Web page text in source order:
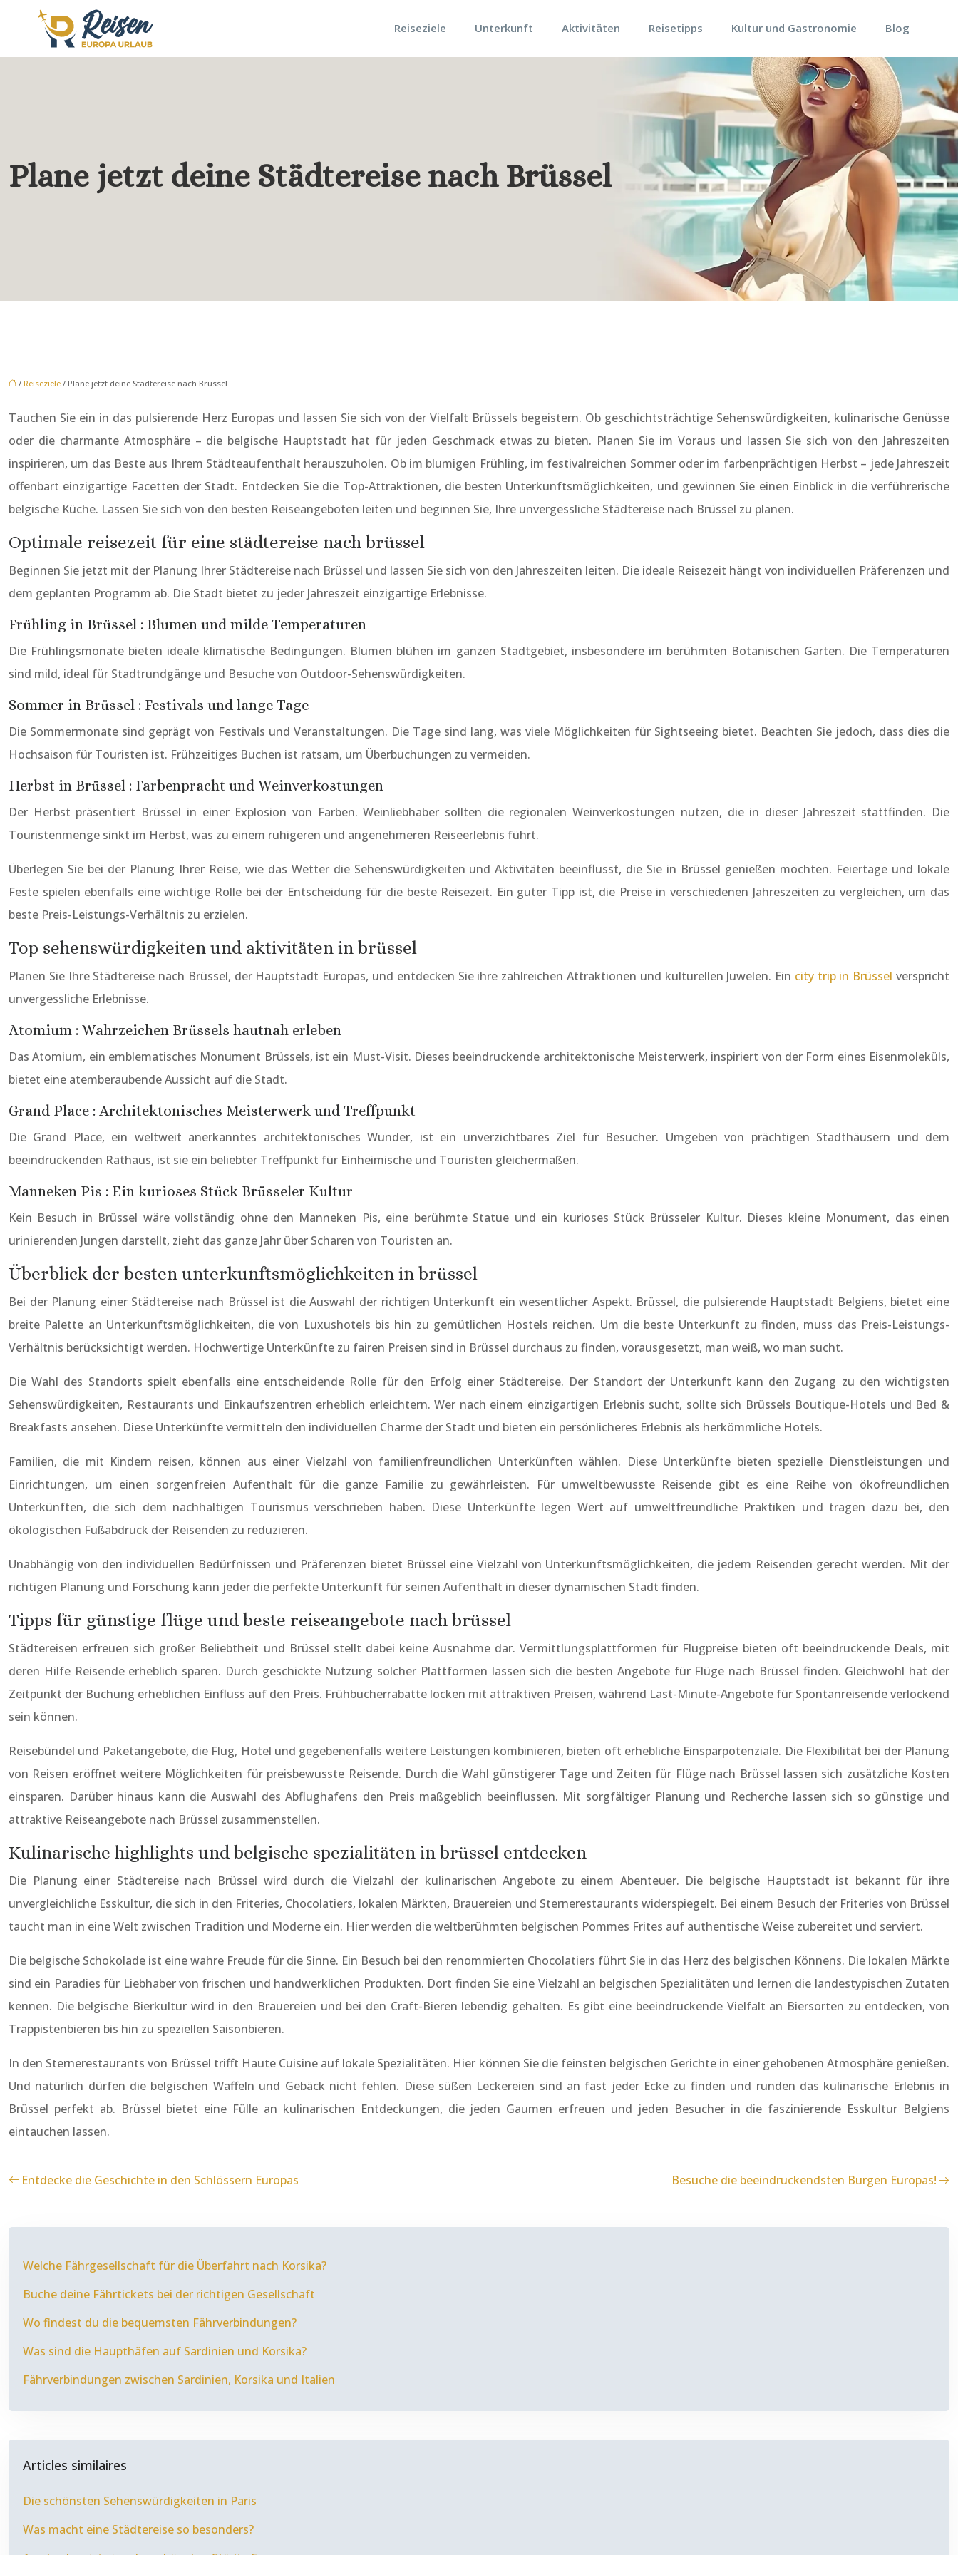
Reiseziele Unterkunft Aktivitäten Reisetipps Kultur und Gastronomie Blog
Plane jetzt deine Städtereise nach Brüssel
/ Reiseziele / Plane jetzt deine Städtereise nach Brüssel
Tauchen Sie ein in das pulsierende Herz Europas und lassen Sie sich von der Vielfalt Brüssels begeistern. Ob geschichtsträchtige Sehenswürdigkeiten, kulinarische Genüsse
oder die charmante Atmosphäre – die belgische Hauptstadt hat für jeden Geschmack etwas zu bieten. Planen Sie im Voraus und lassen Sie sich von den Jahreszeiten
inspirieren, um das Beste aus Ihrem Städteaufenthalt herauszuholen. Ob im blumigen Frühling, im festivalreichen Sommer oder im farbenprächtigen Herbst – jede Jahreszeit
offenbart einzigartige Facetten der Stadt. Entdecken Sie die Top-Attraktionen, die besten Unterkunftsmöglichkeiten, und gewinnen Sie einen Einblick in die verführerische
belgische Küche. Lassen Sie sich von den besten Reiseangeboten leiten und beginnen Sie, Ihre unvergessliche Städtereise nach Brüssel zu planen.
Optimale reisezeit für eine städtereise nach brüssel
Beginnen Sie jetzt mit der Planung Ihrer Städtereise nach Brüssel und lassen Sie sich von den Jahreszeiten leiten. Die ideale Reisezeit hängt von individuellen Präferenzen und
dem geplanten Programm ab. Die Stadt bietet zu jeder Jahreszeit einzigartige Erlebnisse.
Frühling in Brüssel : Blumen und milde Temperaturen
Die Frühlingsmonate bieten ideale klimatische Bedingungen. Blumen blühen im ganzen Stadtgebiet, insbesondere im berühmten Botanischen Garten. Die Temperaturen
sind mild, ideal für Stadtrundgänge und Besuche von Outdoor-Sehenswürdigkeiten.
Sommer in Brüssel : Festivals und lange Tage
Die Sommermonate sind geprägt von Festivals und Veranstaltungen. Die Tage sind lang, was viele Möglichkeiten für Sightseeing bietet. Beachten Sie jedoch, dass dies die
Hochsaison für Touristen ist. Frühzeitiges Buchen ist ratsam, um Überbuchungen zu vermeiden.
Herbst in Brüssel : Farbenpracht und Weinverkostungen
Der Herbst präsentiert Brüssel in einer Explosion von Farben. Weinliebhaber sollten die regionalen Weinverkostungen nutzen, die in dieser Jahreszeit stattfinden. Die
Touristenmenge sinkt im Herbst, was zu einem ruhigeren und angenehmeren Reiseerlebnis führt.
Überlegen Sie bei der Planung Ihrer Reise, wie das Wetter die Sehenswürdigkeiten und Aktivitäten beeinflusst, die Sie in Brüssel genießen möchten. Feiertage und lokale
Feste spielen ebenfalls eine wichtige Rolle bei der Entscheidung für die beste Reisezeit. Ein guter Tipp ist, die Preise in verschiedenen Jahreszeiten zu vergleichen, um das
beste Preis-Leistungs-Verhältnis zu erzielen.
Top sehenswürdigkeiten und aktivitäten in brüssel
Planen Sie Ihre Städtereise nach Brüssel, der Hauptstadt Europas, und entdecken Sie ihre zahlreichen Attraktionen und kulturellen Juwelen. Ein city trip in Brüssel verspricht
unvergessliche Erlebnisse.
Atomium : Wahrzeichen Brüssels hautnah erleben
Das Atomium, ein emblematisches Monument Brüssels, ist ein Must-Visit. Dieses beeindruckende architektonische Meisterwerk, inspiriert von der Form eines Eisenmoleküls,
bietet eine atemberaubende Aussicht auf die Stadt.
Grand Place : Architektonisches Meisterwerk und Treffpunkt
Die Grand Place, ein weltweit anerkanntes architektonisches Wunder, ist ein unverzichtbares Ziel für Besucher. Umgeben von prächtigen Stadthäusern und dem
beeindruckenden Rathaus, ist sie ein beliebter Treffpunkt für Einheimische und Touristen gleichermaßen.
Manneken Pis : Ein kurioses Stück Brüsseler Kultur
Kein Besuch in Brüssel wäre vollständig ohne den Manneken Pis, eine berühmte Statue und ein kurioses Stück Brüsseler Kultur. Dieses kleine Monument, das einen
urinierenden Jungen darstellt, zieht das ganze Jahr über Scharen von Touristen an.
Überblick der besten unterkunftsmöglichkeiten in brüssel
Bei der Planung einer Städtereise nach Brüssel ist die Auswahl der richtigen Unterkunft ein wesentlicher Aspekt. Brüssel, die pulsierende Hauptstadt Belgiens, bietet eine
breite Palette an Unterkunftsmöglichkeiten, die von Luxushotels bis hin zu gemütlichen Hostels reichen. Um die beste Unterkunft zu finden, muss das Preis-Leistungs-
Verhältnis berücksichtigt werden. Hochwertige Unterkünfte zu fairen Preisen sind in Brüssel durchaus zu finden, vorausgesetzt, man weiß, wo man sucht.
Die Wahl des Standorts spielt ebenfalls eine entscheidende Rolle für den Erfolg einer Städtereise. Der Standort der Unterkunft kann den Zugang zu den wichtigsten
Sehenswürdigkeiten, Restaurants und Einkaufszentren erheblich erleichtern. Wer nach einem einzigartigen Erlebnis sucht, sollte sich Brüssels Boutique-Hotels und Bed &
Breakfasts ansehen. Diese Unterkünfte vermitteln den individuellen Charme der Stadt und bieten ein persönlicheres Erlebnis als herkömmliche Hotels.
Familien, die mit Kindern reisen, können aus einer Vielzahl von familienfreundlichen Unterkünften wählen. Diese Unterkünfte bieten spezielle Dienstleistungen und
Einrichtungen, um einen sorgenfreien Aufenthalt für die ganze Familie zu gewährleisten. Für umweltbewusste Reisende gibt es eine Reihe von ökofreundlichen
Unterkünften, die sich dem nachhaltigen Tourismus verschrieben haben. Diese Unterkünfte legen Wert auf umweltfreundliche Praktiken und tragen dazu bei, den
ökologischen Fußabdruck der Reisenden zu reduzieren.
Unabhängig von den individuellen Bedürfnissen und Präferenzen bietet Brüssel eine Vielzahl von Unterkunftsmöglichkeiten, die jedem Reisenden gerecht werden. Mit der
richtigen Planung und Forschung kann jeder die perfekte Unterkunft für seinen Aufenthalt in dieser dynamischen Stadt finden.
Tipps für günstige flüge und beste reiseangebote nach brüssel
Städtereisen erfreuen sich großer Beliebtheit und Brüssel stellt dabei keine Ausnahme dar. Vermittlungsplattformen für Flugpreise bieten oft beeindruckende Deals, mit
deren Hilfe Reisende erheblich sparen. Durch geschickte Nutzung solcher Plattformen lassen sich die besten Angebote für Flüge nach Brüssel finden. Gleichwohl hat der
Zeitpunkt der Buchung erheblichen Einfluss auf den Preis. Frühbucherrabatte locken mit attraktiven Preisen, während Last-Minute-Angebote für Spontanreisende verlockend
sein können.
Reisebündel und Paketangebote, die Flug, Hotel und gegebenenfalls weitere Leistungen kombinieren, bieten oft erhebliche Einsparpotenziale. Die Flexibilität bei der Planung
von Reisen eröffnet weitere Möglichkeiten für preisbewusste Reisende. Durch die Wahl günstigerer Tage und Zeiten für Flüge nach Brüssel lassen sich zusätzliche Kosten
einsparen. Darüber hinaus kann die Auswahl des Abflughafens den Preis maßgeblich beeinflussen. Mit sorgfältiger Planung und Recherche lassen sich so günstige und
attraktive Reiseangebote nach Brüssel zusammenstellen.
Kulinarische highlights und belgische spezialitäten in brüssel entdecken
Die Planung einer Städtereise nach Brüssel wird durch die Vielzahl der kulinarischen Angebote zu einem Abenteuer. Die belgische Hauptstadt ist bekannt für ihre
unvergleichliche Esskultur, die sich in den Friteries, Chocolatiers, lokalen Märkten, Brauereien und Sternerestaurants widerspiegelt. Bei einem Besuch der Friteries von Brüssel
taucht man in eine Welt zwischen Tradition und Moderne ein. Hier werden die weltberühmten belgischen Pommes Frites auf authentische Weise zubereitet und serviert.
Die belgische Schokolade ist eine wahre Freude für die Sinne. Ein Besuch bei den renommierten Chocolatiers führt Sie in das Herz des belgischen Könnens. Die lokalen Märkte
sind ein Paradies für Liebhaber von frischen und handwerklichen Produkten. Dort finden Sie eine Vielzahl an belgischen Spezialitäten und lernen die landestypischen Zutaten
kennen. Die belgische Bierkultur wird in den Brauereien und bei den Craft-Bieren lebendig gehalten. Es gibt eine beeindruckende Vielfalt an Biersorten zu entdecken, von
Trappistenbieren bis hin zu speziellen Saisonbieren.
In den Sternerestaurants von Brüssel trifft Haute Cuisine auf lokale Spezialitäten. Hier können Sie die feinsten belgischen Gerichte in einer gehobenen Atmosphäre genießen.
Und natürlich dürfen die belgischen Waffeln und Gebäck nicht fehlen. Diese süßen Leckereien sind an fast jeder Ecke zu finden und runden das kulinarische Erlebnis in
Brüssel perfekt ab. Brüssel bietet eine Fülle an kulinarischen Entdeckungen, die jeden Gaumen erfreuen und jeden Besucher in die faszinierende Esskultur Belgiens
eintauchen lassen.
Entdecke die Geschichte in den Schlössern Europas Besuche die beeindruckendsten Burgen Europas!
Welche Fährgesellschaft für die Überfahrt nach Korsika?
Buche deine Fährtickets bei der richtigen Gesellschaft
Wo findest du die bequemsten Fährverbindungen?
Was sind die Haupthäfen auf Sardinien und Korsika?
Fährverbindungen zwischen Sardinien, Korsika und Italien
Articles similaires
Die schönsten Sehenswürdigkeiten in Paris
Was macht eine Städtereise so besonders?